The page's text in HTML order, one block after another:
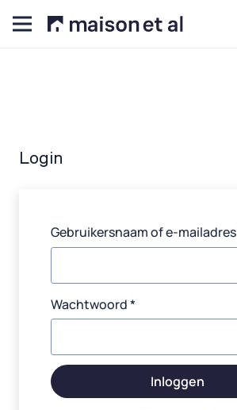
Login
Gebruikersnaam of e-mailadres
Wachtwoord*
Inloggen